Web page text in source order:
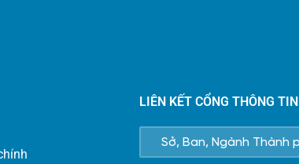
LIÊN KẾT CỔNG THÔNG TIN